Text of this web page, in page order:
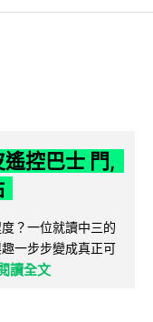
控巴士 門,
？一位就讀中三的
一步步變成真正可
讀全文